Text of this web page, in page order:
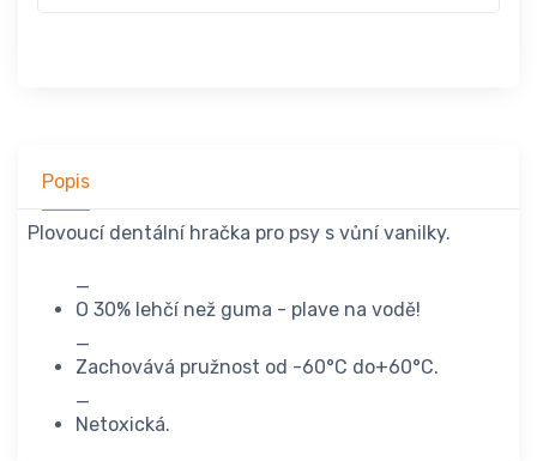
Popis
Plovoucí dentální hračka pro psy s vůní vanilky.
_
O 30% lehčí než guma - plave na vodě!
_
Zachovává pružnost od -60°C do+60°C.
_
Netoxická.